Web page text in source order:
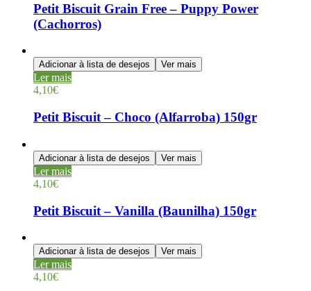
Petit Biscuit Grain Free – Puppy Power
(Cachorros)
Adicionar à lista de desejos Ver mais
Ler mais
4,10€
Petit Biscuit – Choco (Alfarroba) 150gr
Adicionar à lista de desejos Ver mais
Ler mais
4,10€
Petit Biscuit – Vanilla (Baunilha) 150gr
Adicionar à lista de desejos Ver mais
Ler mais
4,10€